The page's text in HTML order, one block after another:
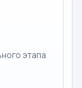
этапа